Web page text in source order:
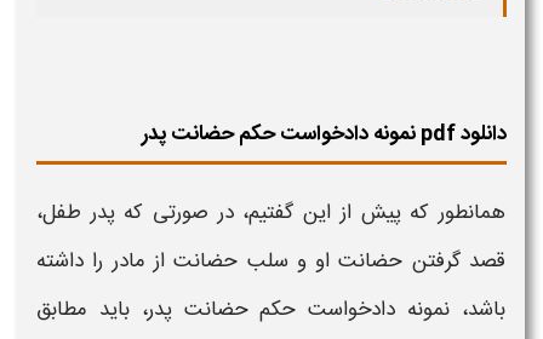
دانلود pdf نمونه دادخواست حکم حضانت پدر
همانطور که پیش از این گفتیم، در صورتی که پدر طفل،
قصد گرفتن حضانت او و سلب حضانتاز مادر را داشته
باشد، نمونه دادخواست حکم حضانت پدر، باید مطابق